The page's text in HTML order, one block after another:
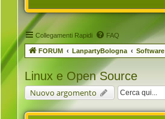
Collegamenti Rapidi FAQ
FORUM LanpartyBologna Software
Linux e Open Source
Nuovo argomento